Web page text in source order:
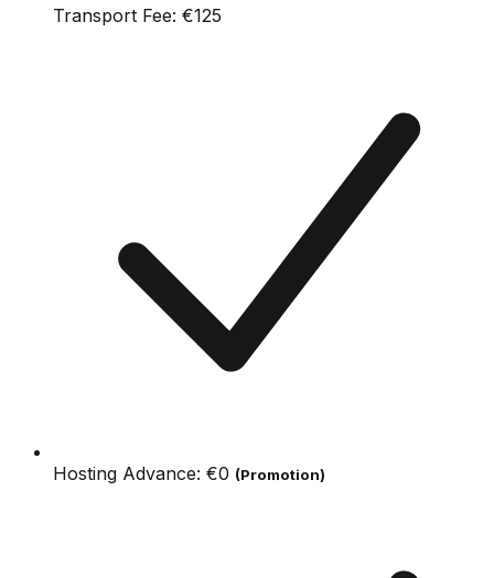
Transport Fee: €125
Hosting Advance: €0 (Promotion)